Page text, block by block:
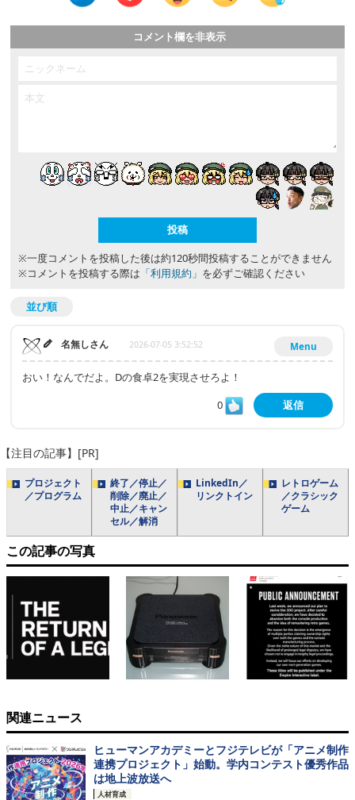
コメント欄を非表示
※一度コメントを投稿した後は約120秒間投稿することができません
※コメントを投稿する際は 「利用規約」 を必ずご確認ください
並び順
Menu
名無しさん 2026-07-05 3:52:52
おい！なんでだよ。Dの食卓2を実現させろよ！
0
返信
【注目の記事】[PR]
プロジェクト
／プログラム
終了／停止／
削除／廃止／
中止／キャン
セル／解消
LinkedIn／
リンクトイン
レトロゲーム
／クラシック
ゲーム
この記事の写真
関連ニュース
ヒューマンアカデミーとフジテレビが「アニメ制作
連携プロジェクト」始動。学内コンテスト優秀作品
は地上波放送へ
人材育成